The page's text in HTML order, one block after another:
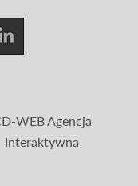
WEB Agencja
Interaktywna